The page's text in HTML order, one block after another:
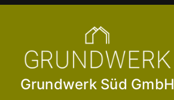
Grundwerk Süd GmbH